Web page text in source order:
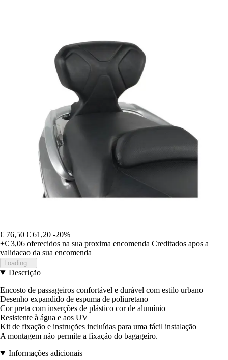
€ 76,50 € 61,20 -20%
+€ 3,06 oferecidos na sua proxima encomenda Creditados apos a
validacao da sua encomenda
Loading...
Descrição
Encosto de passageiros confortável e durável com estilo urbano
Desenho expandido de espuma de poliuretano
Cor preta com inserções de plástico cor de alumínio
Resistente à água e aos UV
Kit de fixação e instruções incluídas para uma fácil instalação
A montagem não permite a fixação do bagageiro.
Informações adicionais